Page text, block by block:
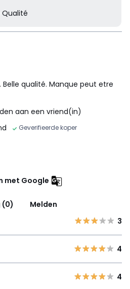
Qualité
qualité. Manque peut etre
aan een vriend(in)
Geverifieerde koper
met Google
(0)
Melden
3
4
4